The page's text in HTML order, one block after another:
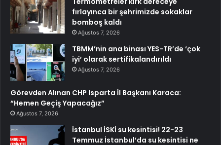
fırlayınca bir şehrimizde sokaklar
bomboş kaldı
Ağustos 7, 2026
TBMM’nin ana binası YES-TR’de ‘çok
iyi’ olarak sertifikalandırıldı
Ağustos 7, 2026
Görevden Alınan CHP Isparta İl Başkanı Karaca:
“Hemen Geçiş Yapacağız”
Ağustos 7, 2026
İstanbul İSKİ su kesintisi! 22-23
Temmuz İstanbul’da su kesintisi ne